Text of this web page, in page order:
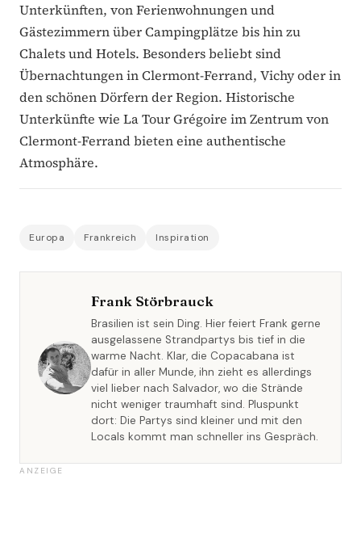
Unterkünften, von Ferienwohnungen und
Gästezimmern über Campingplätze bis hin zu
Chalets und Hotels. Besonders beliebt sind
Übernachtungen in Clermont-Ferrand, Vichy oder in
den schönen Dörfern der Region. Historische
Unterkünfte wie La Tour Grégoire im Zentrum von
Clermont-Ferrand bieten eine authentische
Atmosphäre.
Europa Frankreich Inspiration
Frank Störbrauck
Brasilien ist sein Ding. Hier feiert Frank gerne
ausgelassene Strandpartys bis tief in die
warme Nacht. Klar, die Copacabana ist
dafür in aller Munde, ihn zieht es allerdings
viel lieber nach Salvador, wo die Strände
nicht weniger traumhaft sind. Pluspunkt
dort: Die Partys sind kleiner und mit den
Locals kommt man schneller ins Gespräch.
ANZEIGE